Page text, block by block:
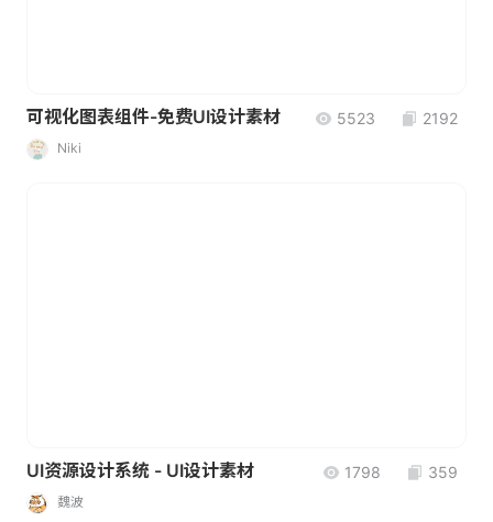
可视化图表组件-免费UI设计素材 5523 2192
Niki
UI资源设计系统 - UI设计素材 1798 359
魏波